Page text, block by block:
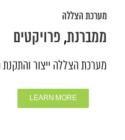
מערכת הצללה
ממברנת, פרויקטים
מערכת הצללה ייצור והתקנת 100 מטר של מערכת הצללה נגללת (ממברנה) בהוסטל באור עקיבא.
LEARN MORE